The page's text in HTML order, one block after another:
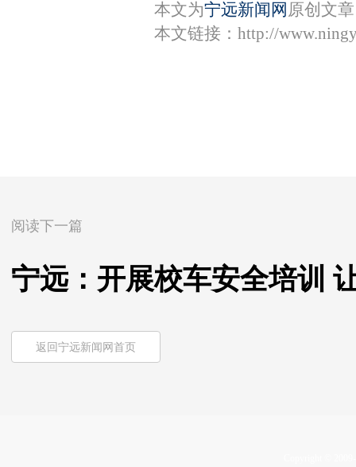
本文为宁远新闻网 原创文
本文链接： http://
阅读下一篇
宁远：开展校车安全培训
返回宁远新闻网首页